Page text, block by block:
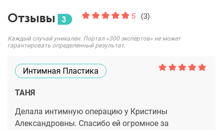
Отзывы 3 5 (3)
Каждый случай уникален. Портал «300 экспертов» не может
гарантировать определенный результат.
Интимная Пластика
ТАНЯ
Делала интимную операцию у Кристины
Александровны. Спасибо ей огромное за